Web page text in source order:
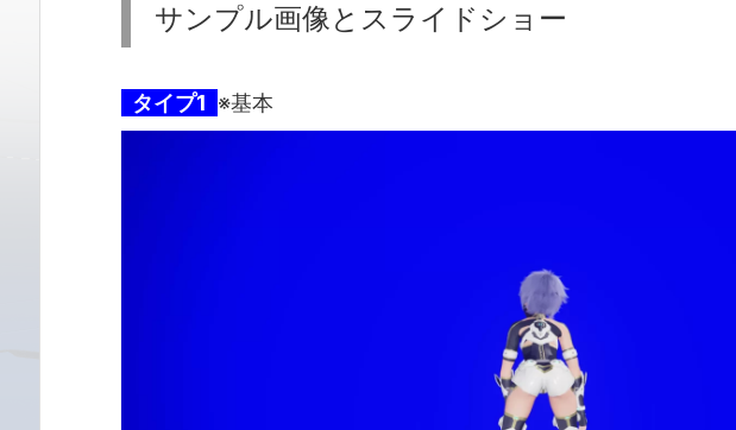
サンプル画像とスライドショー
タイプ1 ※基本